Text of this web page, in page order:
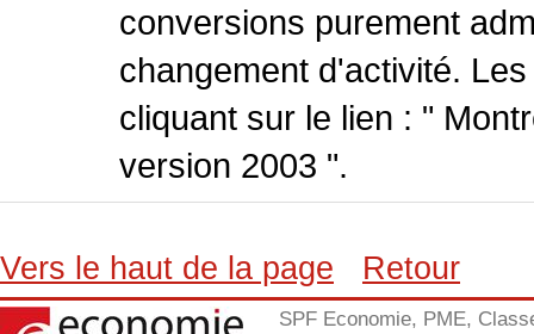
conversions purement
changement d'activité.
cliquant sur le lien : "
version 2003 ".
Vers le haut de la page Retour
SPF Economie, PME,